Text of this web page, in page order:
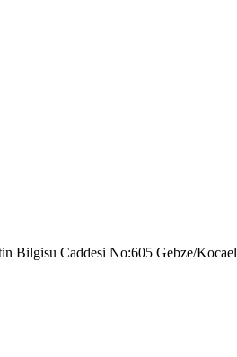
Bilgisu Caddesi No:605 Gebze/